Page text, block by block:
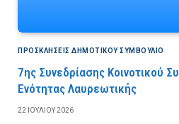
ΠΡΟΣΚΛΉΣΕΙΣ ΔΗΜΟΤΙΚΟΎ ΣΥΜΒΟΎΛΙΟ
7ης Συνεδρίασης Κοινοτικού
Ενότητας Λαυρεωτικής
22 ΙΟΥΛΊΟΥ 2026